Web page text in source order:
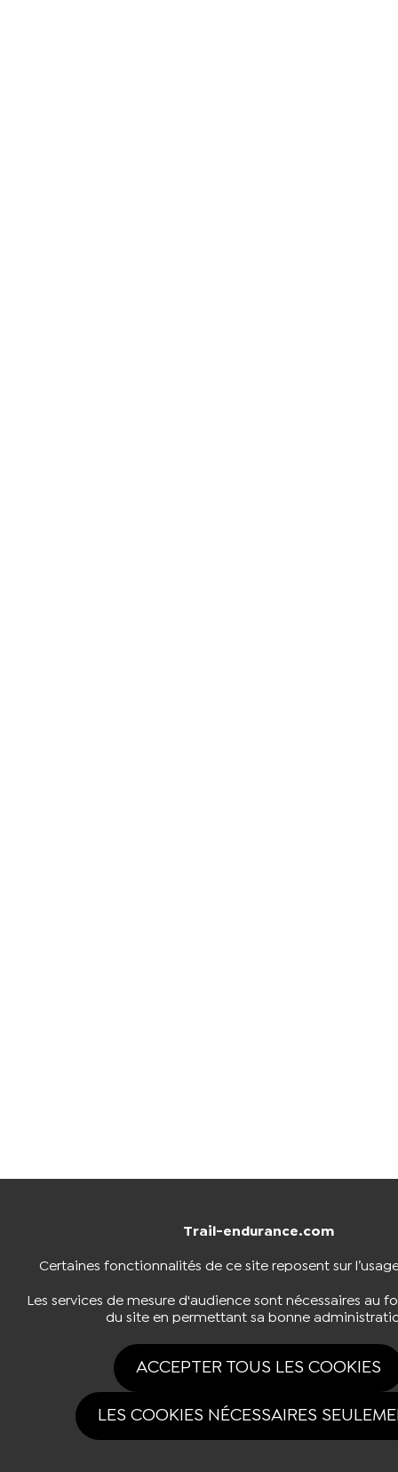
Trail-endurance.com
Certaines fonctionnalités de ce site reposent sur
Les services de mesure d'audience sont nécessaires au
du site en permettant sa bonne
ACCEPTER TOUS LES COOKIES
LES COOKIES NÉCESSAIRES